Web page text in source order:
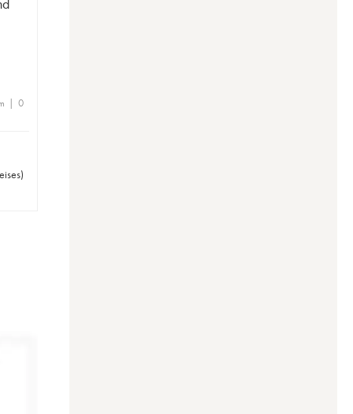
| 0
)